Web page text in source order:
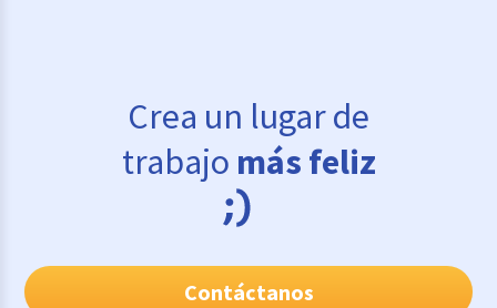
Crea un lugar de
trabajo más feliz
Contáctanos